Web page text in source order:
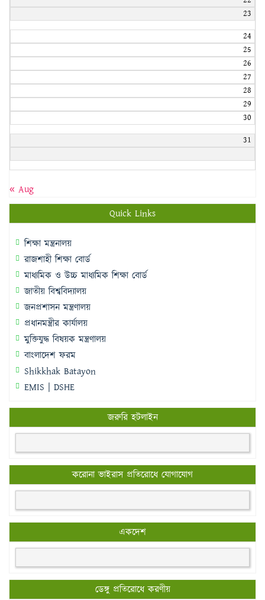
23
24
25
26
27
28
29
30
31
« Aug
Quick Links
শিক্ষা মন্ত্রনালয়
রাজশাহী শিক্ষা বোর্ড
মাধ্যমিক ও উচ্চ মাধ্যমিক শিক্ষা বোর্ড
জাতীয় বিশ্ববিদ্যালয়
জনপ্রশাসন মন্ত্রণালয়
প্রধানমন্ত্রীর কার্যালয়
মুক্তিযুদ্ধ বিষয়ক মন্ত্রণালয়
বাংলাদেশ ফরম
Shikkhak Batayon
EMIS | DSHE
জরুরি হটলাইন
করোনা ভাইরাস প্রতিরোধে যোগাযোগ
একদেশ
ডেঙ্গু প্রতিরোধে করণীয়